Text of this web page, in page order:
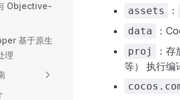
Objective-
基于原生
理
assets ：
data ：
proj
：
等） 执行编